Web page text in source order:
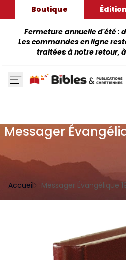
Boutique
Fermeture annuelle d'été :
Les commandes en ligne
traitées à notre retour,
Messager
Accueil Messager Évangélique